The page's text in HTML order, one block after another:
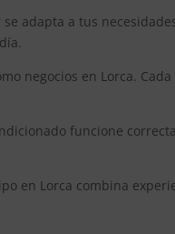
adapta a tus
negocios en Lorca.
funcione
en Lorca combina